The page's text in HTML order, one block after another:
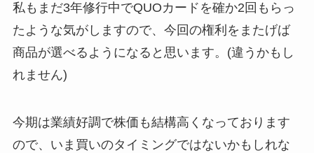
私もまだ3年修行中でQUOカードを確か2回もらっ
たような気がしますので、今回の権利をまたげば
商品が選べるようになると思います。(違うかもし
れません)
今期は業績好調で株価も結構高くなっております
ので、いま買いのタイミングではないかもしれな